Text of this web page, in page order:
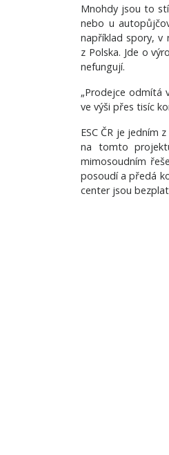
Mnohdy jsou to
nebo u
například spory, v
z Polska. Jde o
nefungují.
„Prodejce odmítá
ve výši přes tisíc
ESC ČR je jedním
na tomto
mimosoudním
posoudí a předá
center jsou